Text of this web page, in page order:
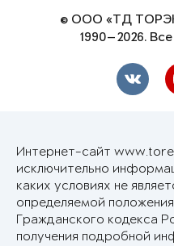
© ООО «ТД
1990—2026.
Интернет-сайт
исключительно
каких условиях не
определяемой
Гражданского кодекса
получения подробной